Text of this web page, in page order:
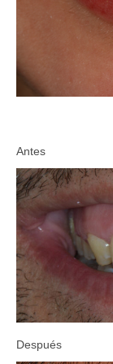
Antes
Después